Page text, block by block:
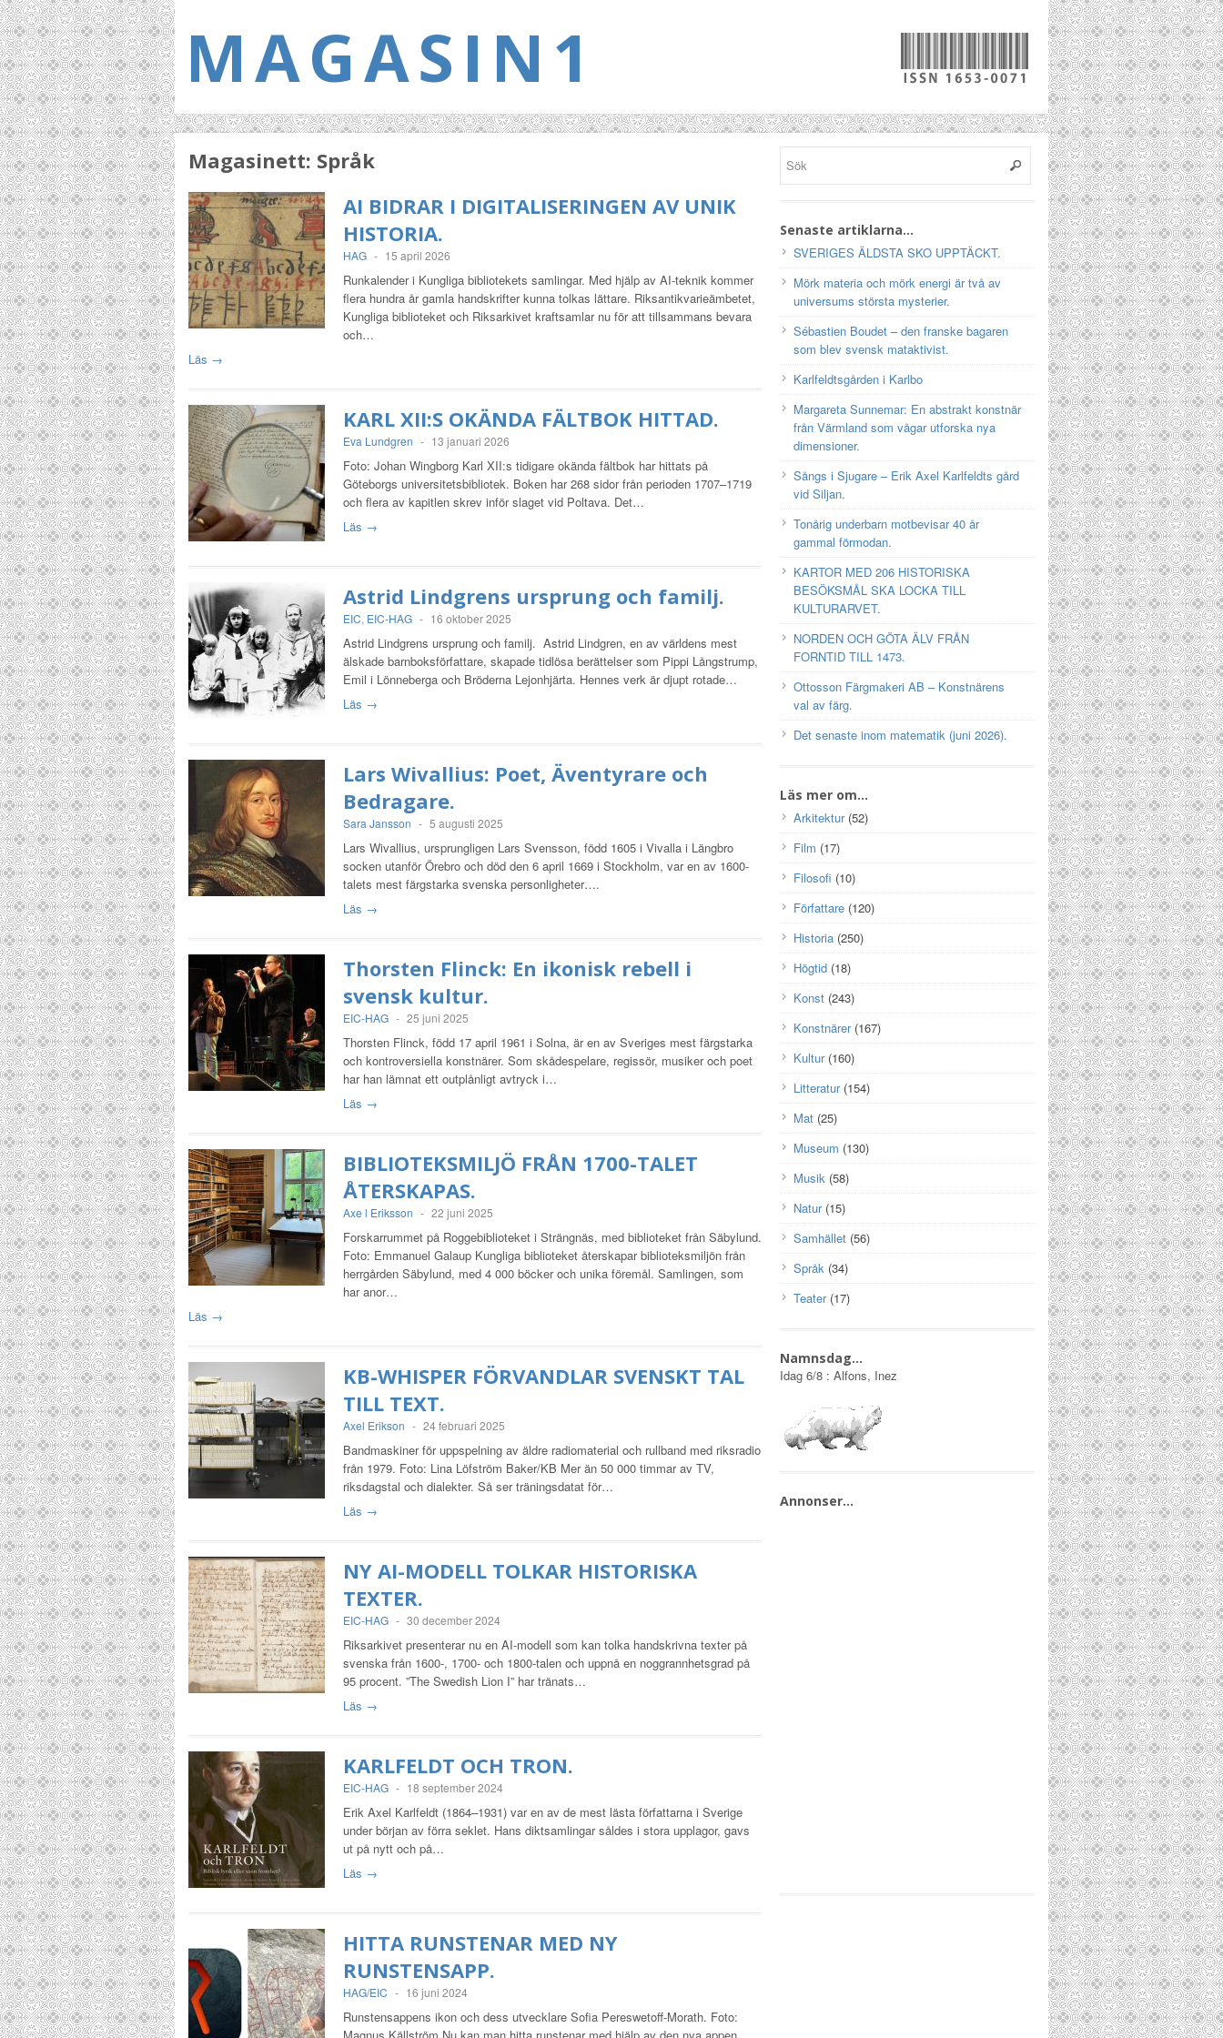
MAGASIN1
Magasinett: Språk
AI BIDRAR I DIGITALISERINGEN AV UNIK
HISTORIA.
HAG - 15 april 2026
Runkalender i Kungliga bibliotekets samlingar. Med hjälp av AI-teknik kommer
flera hundra år gamla handskrifter kunna tolkas lättare. Riksantikvarieämbetet,
Kungliga biblioteket och Riksarkivet kraftsamlar nu för att tillsammans bevara
och…
Läs →
KARL XII:S OKÄNDA FÄLTBOK HITTAD.
Eva Lundgren - 13 januari 2026
Foto: Johan Wingborg Karl XII:s tidigare okända fältbok har hittats på
Göteborgs universitetsbibliotek. Boken har 268 sidor från perioden 1707–1719
och flera av kapitlen skrev inför slaget vid Poltava. Det…
Läs →
Astrid Lindgrens ursprung och familj.
EIC, EIC-HAG - 16 oktober 2025
Astrid Lindgrens ursprung och familj. Astrid Lindgren, en av världens mest
älskade barnboksförfattare, skapade tidlösa berättelser som Pippi Långstrump,
Emil i Lönneberga och Bröderna Lejonhjärta. Hennes verk är djupt rotade…
Läs →
Lars Wivallius: Poet, Äventyrare och
Bedragare.
Sara Jansson - 5 augusti 2025
Lars Wivallius, ursprungligen Lars Svensson, född 1605 i Vivalla i Längbro
socken utanför Örebro och död den 6 april 1669 i Stockholm, var en av 1600-
talets mest färgstarka svenska personligheter….
Läs →
Thorsten Flinck: En ikonisk rebell i
svensk kultur.
EIC-HAG - 25 juni 2025
Thorsten Flinck, född 17 april 1961 i Solna, är en av Sveriges mest färgstarka
och kontroversiella konstnärer. Som skådespelare, regissör, musiker och poet
har han lämnat ett outplånligt avtryck i…
Läs →
BIBLIOTEKSMILJÖ FRÅN 1700-TALET
ÅTERSKAPAS.
Axe l Eriksson - 22 juni 2025
Forskarrummet på Roggebiblioteket i Strängnäs, med biblioteket från Säbylund.
Foto: Emmanuel Galaup Kungliga biblioteket återskapar biblioteksmiljön från
herrgården Säbylund, med 4 000 böcker och unika föremål. Samlingen, som
har anor…
Läs →
KB-WHISPER FÖRVANDLAR SVENSKT TAL
TILL TEXT.
Axel Erikson - 24 februari 2025
Bandmaskiner för uppspelning av äldre radiomaterial och rullband med riksradio
från 1979. Foto: Lina Löfström Baker/KB Mer än 50 000 timmar av TV,
riksdagstal och dialekter. Så ser träningsdatat för…
Läs →
NY AI-MODELL TOLKAR HISTORISKA
TEXTER.
EIC-HAG - 30 december 2024
Riksarkivet presenterar nu en AI-modell som kan tolka handskrivna texter på
svenska från 1600-, 1700- och 1800-talen och uppnå en noggrannhetsgrad på
95 procent. ”The Swedish Lion I” har tränats…
Läs →
KARLFELDT OCH TRON.
EIC-HAG - 18 september 2024
Erik Axel Karlfeldt (1864–1931) var en av de mest lästa författarna i Sverige
under början av förra seklet. Hans diktsamlingar såldes i stora upplagor, gavs
ut på nytt och på…
Läs →
HITTA RUNSTENAR MED NY
RUNSTENSAPP.
HAG/EIC - 16 juni 2024
Runstensappens ikon och dess utvecklare Sofia Pereswetoff-Morath. Foto:
Senaste artiklarna…
SVERIGES ÄLDSTA SKO UPPTÄCKT.
Mörk materia och mörk energi är två av
universums största mysterier.
Sébastien Boudet – den franske bagaren
som blev svensk mataktivist.
Karlfeldtsgården i Karlbo
Margareta Sunnemar: En abstrakt konstnär
från Värmland som vågar utforska nya
dimensioner.
Sångs i Sjugare – Erik Axel Karlfeldts gård
vid Siljan.
Tonårig underbarn motbevisar 40 år
gammal förmodan.
KARTOR MED 206 HISTORISKA
BESÖKSMÅL SKA LOCKA TILL
KULTURARVET.
NORDEN OCH GÖTA ÄLV FRÅN
FORNTID TILL 1473.
Ottosson Färgmakeri AB – Konstnärens
val av färg.
Det senaste inom matematik (juni 2026).
Läs mer om…
Arkitektur(52)
Film (17)
Filosofi (10)
Författare (120)
Historia (250)
Högtid (18)
Konst (243)
Konstnärer(167)
Kultur(160)
Litteratur(154)
Mat (25)
Museum (130)
Musik (58)
Natur(15)
Samhället (56)
Språk (34)
Teater(17)
Namnsdag…
Idag 6/8 : Alfons, Inez
Annonser…